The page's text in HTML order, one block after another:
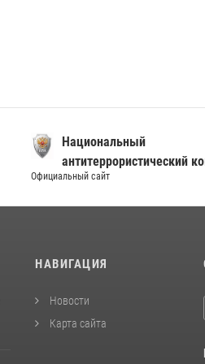
Национальный
антитеррористический
Официальный сайт
НАВИГАЦИЯ
Новости
Карта сайта